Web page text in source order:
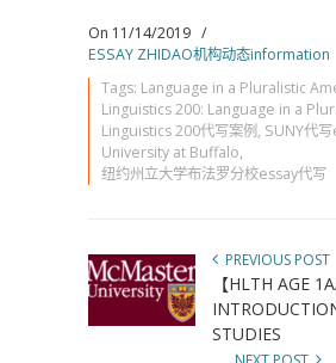
On 11/14/2019 /
ESSAY ZHIDAO机构动态information
Tags: Language in a Pluralistic
Linguistics 200: Language in a
Linguistics 200代写案例, SUNY代
University at Buffalo,
纽约州立大学布法罗分校essay代写
PREVIOUS POST
【HLTH AGE
STUDIES